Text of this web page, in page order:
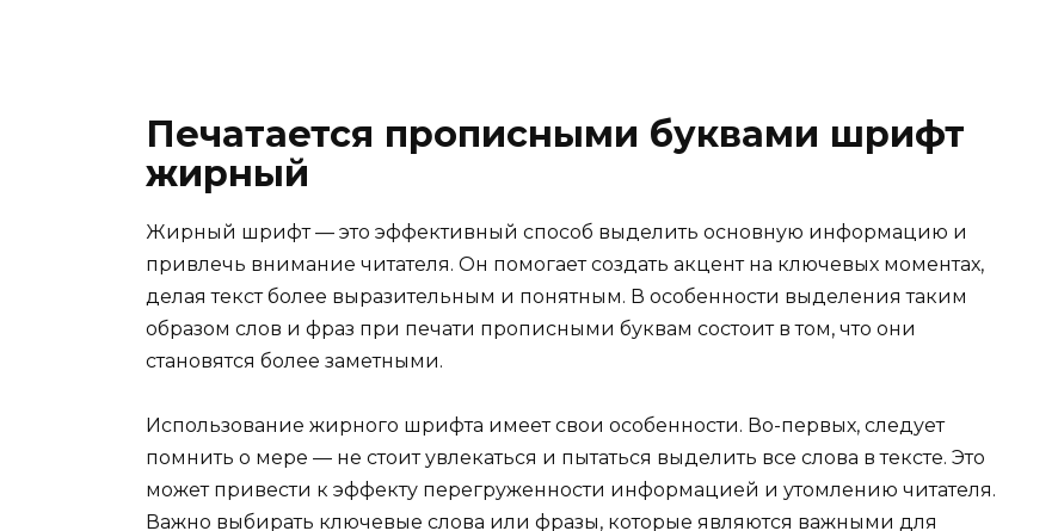
Печатается прописными буквами шрифт
жирный
Жирный шрифт — это эффективный способ выделить основную информацию и
привлечь внимание читателя. Он помогает создать акцент на ключевых моментах,
делая текст более выразительным и понятным. В особенности выделения таким
образом слов и фраз при печати прописными буквам состоит в том, что они
становятся более заметными.
Использование жирного шрифта имеет свои особенности. Во-первых, следует
помнить о мере — не стоит увлекаться и пытаться выделить все слова в тексте. Это
может привести к эффекту перегруженности информацией и утомлению читателя.
Важно выбирать ключевые слова или фразы, которые являются важными для